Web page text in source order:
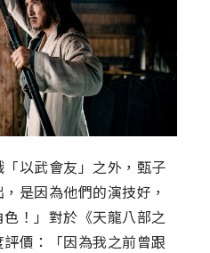
以武會友」之外，甄子
是因為他們的演技好，
！」對於《天龍八部之
價：「因為我之前曾跟